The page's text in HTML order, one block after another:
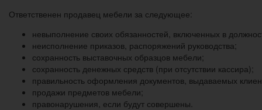
Ответственен продавец мебели за следующее:
невыполнение своих обязанностей, включенных в
неисполнение приказов, распоряжений руководства;
сохранность выставочных образцов мебели;
сохранность денежных средств (при отсутствии кассира);
правильность оформления документов, выдаваемых
продажи предметов мебели;
правонарушения, если будут совершены.